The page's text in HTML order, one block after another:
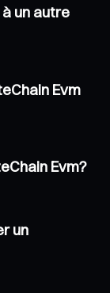
un autre
Evm
Evm?
un